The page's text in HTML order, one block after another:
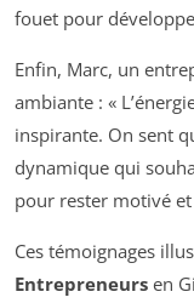
fouet pour
Enfin, Marc, un
ambiante : «
inspirante. On sent
dynamique qui
pour rester motivé
Ces témoignages
Entrepreneurs en